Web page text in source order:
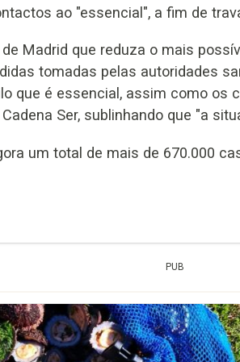
ao "essencial", a fim de
Madrid que reduza o mais
tomadas pelas autoridades
que é essencial, assim como os
Ser, sublinhando que "a
um total de mais de 670.000
PUB